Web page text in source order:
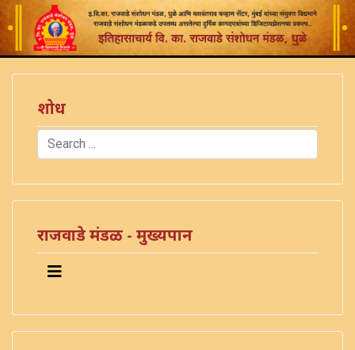
शोध
Search
राजवाडे मंडळ - मुख्यपान